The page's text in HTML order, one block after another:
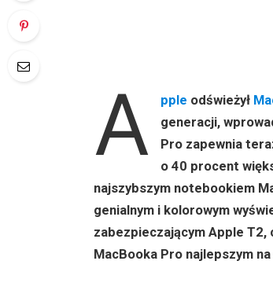
A pple odświeżył
generacji,
Pro zapewnia
o 40 procent
najszybszym notebookiem
genialnym i kolorowym
zabezpieczającym Apple T2,
MacBooka Pro najlepszym